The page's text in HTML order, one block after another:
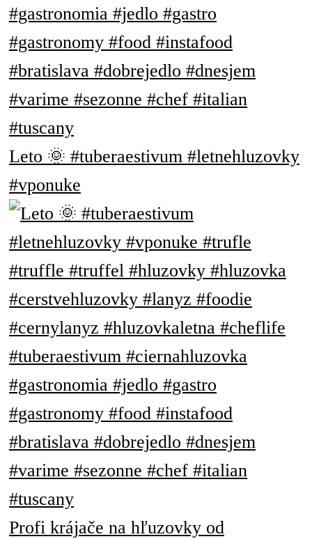
Leto 🌞 #tuberaestivum #letnehluzovky
#vponuke
Profi krájače na hľuzovky od